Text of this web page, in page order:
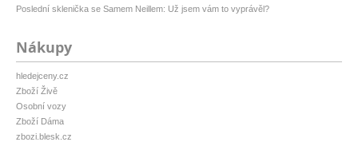
Poslední sklenička se Samem Neillem: Už jsem vám to vyprávěl?
Nákupy
hledejceny.cz
Zboží Živě
Osobní vozy
Zboží Dáma
zbozi.blesk.cz